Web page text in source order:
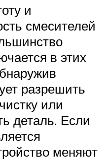
и
смесителей
в этих
разрешить
или
деталь. Если
меняют